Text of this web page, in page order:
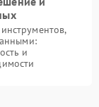
и